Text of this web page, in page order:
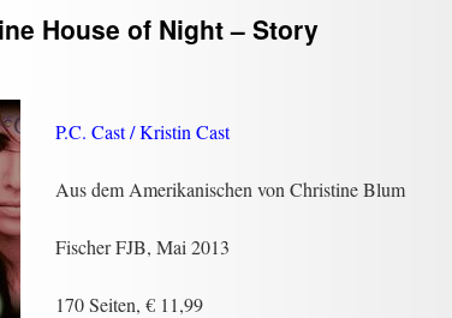
House of Night – Story
P.C. Cast / Kristin Cast
Aus dem Amerikanischen von Christine Blum
Fischer FJB, Mai 2013
170 Seiten, € 11,99